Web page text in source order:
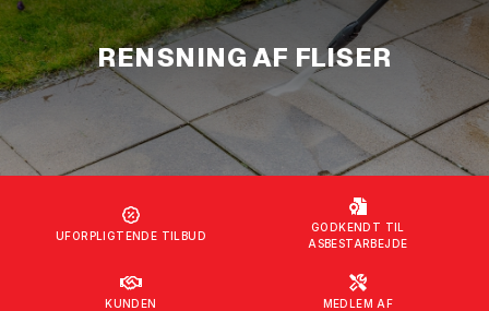
RENSNING AF FLISER
UFORPLIGTENDE TILBUD
GODKENDT TIL
ASBESTARBEJDE
KUNDEN MEDLEM AF